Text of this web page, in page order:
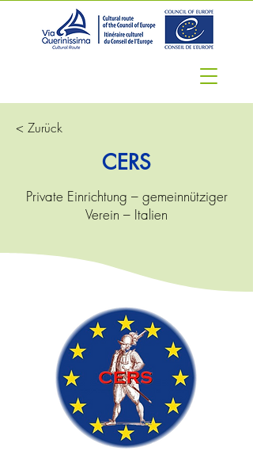
< Zurück
CERS
Private Einrichtung – gemeinnütziger
Verein – Italien